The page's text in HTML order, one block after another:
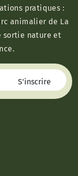
pratiques :
animalier de La
sortie nature et